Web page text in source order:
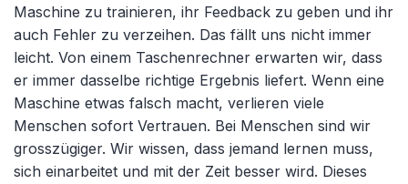
Maschine zu trainieren, ihr Feedback zu geben und ihr
auch Fehler zu verzeihen. Das fällt uns nicht immer
leicht. Von einem Taschenrechner erwarten wir, dass
er immer dasselbe richtige Ergebnis liefert. Wenn eine
Maschine etwas falsch macht, verlieren viele
Menschen sofort Vertrauen. Bei Menschen sind wir
grosszügiger. Wir wissen, dass jemand lernen muss,
sich einarbeitet und mit der Zeit besser wird. Dieses